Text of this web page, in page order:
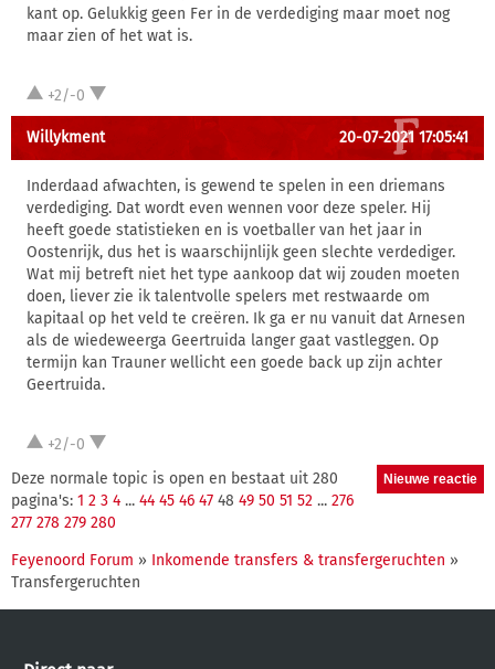
kant op. Gelukkig geen Fer in de verdediging maar moet nog
maar zien of het wat is.
+2/-0
Willykment 20-07-2021 17:05:41
Inderdaad afwachten, is gewend te spelen in een driemans
verdediging. Dat wordt even wennen voor deze speler. Hij
heeft goede statistieken en is voetballer van het jaar in
Oostenrijk, dus het is waarschijnlijk geen slechte verdediger.
Wat mij betreft niet het type aankoop dat wij zouden moeten
doen, liever zie ik talentvolle spelers met restwaarde om
kapitaal op het veld te creëren. Ik ga er nu vanuit dat Arnesen
als de wiedeweerga Geertruida langer gaat vastleggen. Op
termijn kan Trauner wellicht een goede back up zijn achter
Geertruida.
+2/-0
Deze normale topic is open en bestaat uit 280
pagina's: 1 2 3 4 ... 44 45 46 47 48 49 50 51 52 ... 276
277 278 279 280
Feyenoord Forum » Inkomende transfers & transfergeruchten »
Transfergeruchten